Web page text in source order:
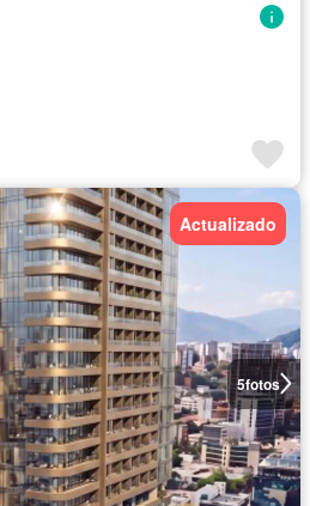
5fotos
Actualizado